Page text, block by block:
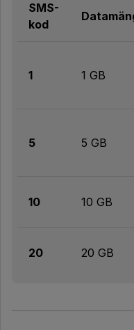
SMS-
kod
1 1 GB
5 5 GB
10 10 GB
20 20 GB